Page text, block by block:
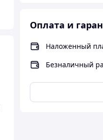
Оплата и
Наложенный
Безналичный